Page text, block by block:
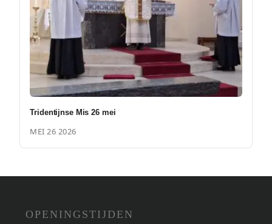
Tridentijnse Mis 26 mei
MEI 26 2026
OPENINGSTIJDEN